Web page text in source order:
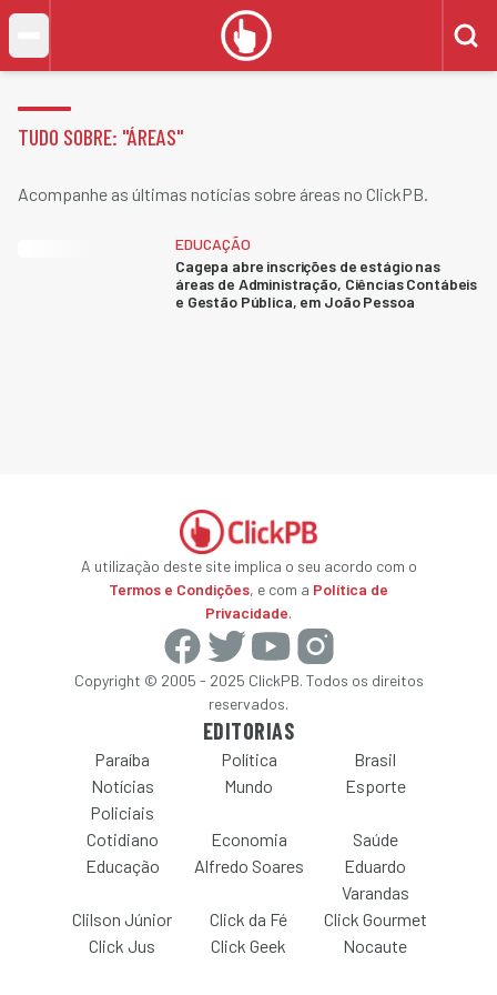
TUDO SOBRE: "ÁREAS"
Acompanhe as últimas notícias sobre áreas no ClickPB.
EDUCAÇÃO
Cagepa abre inscrições de estágio nas
áreas de Administração, Ciências Contábeis
e Gestão Pública, em João Pessoa
A utilização deste site implica o seu acordo com o
Termos e Condições, e com a Política de
Privacidade.
Copyright © 2005 - 2025 ClickPB. Todos os direitos
reservados.
EDITORIAS
Paraíba Política
Brasil
Notícias
Policiais
Mundo Esporte
Cotidiano Economia
Saúde
Educação
Alfredo Soares
Eduardo
Varandas
Clilson Júnior
Click da Fé
Click Gourmet
Click Jus
Click Geek Nocaute